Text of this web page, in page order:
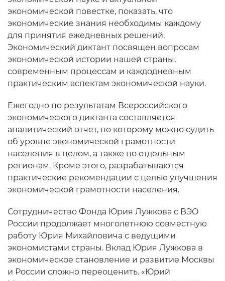
экономической повестке, показать, что
экономические знания необходимы каждому
для принятия ежедневных решений.
Экономический диктант посвящен вопросам
экономической истории нашей страны,
современным процессам и каждодневным
практическим аспектам экономической науки.
Ежегодно по результатам Всероссийского
экономического диктанта составляется
аналитический отчет, по которому можно судить
об уровне экономической грамотности
населения в целом, а также по отдельным
регионам. Кроме этого, разрабатываются
практические рекомендации с целью улучшения
экономической грамотности населения.
Сотрудничество Фонда Юрия Лужкова с ВЭО
России продолжает многолетнюю совместную
работу Юрия Михайловича с ведущими
экономистами страны. Вклад Юрия Лужкова в
экономическое становление и развитие Москвы
и России сложно переоценить. «Юрий